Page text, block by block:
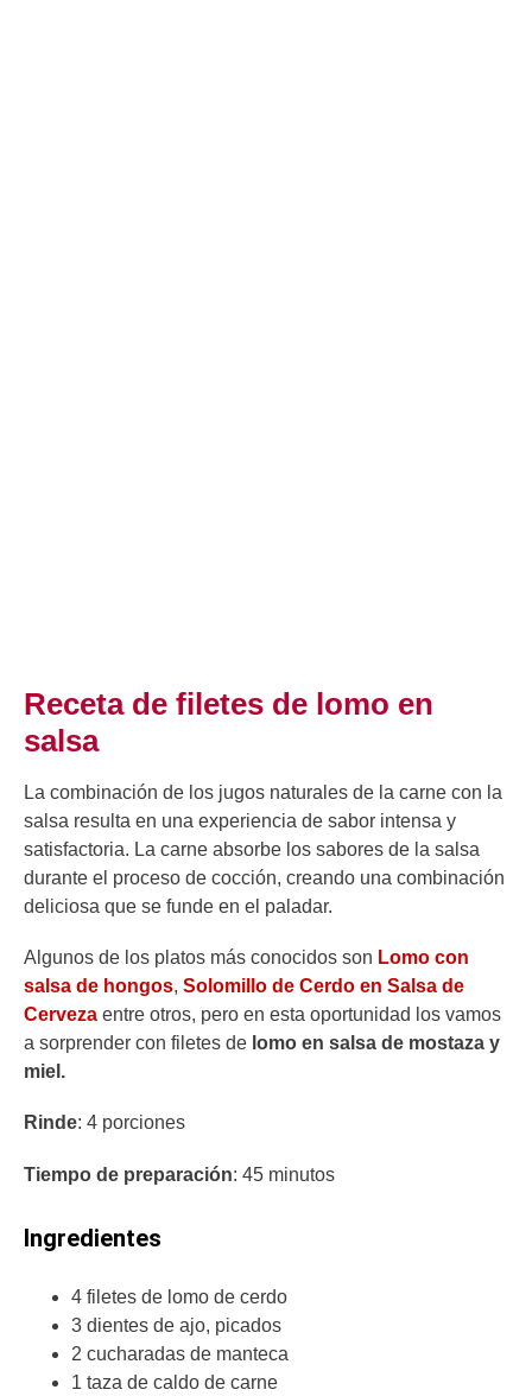
Receta de filetes de lomo en
salsa
La combinación de los jugos naturales de la carne con la
salsa resulta en una experiencia de sabor intensa y
satisfactoria. La carne absorbe los sabores de la salsa
durante el proceso de cocción, creando una combinación
deliciosa que se funde en el paladar.
Algunos de los platos más conocidos son Lomo con
salsa de hongos, Solomillo de Cerdo en Salsa de
Cerveza entre otros, pero en esta oportunidad los vamos
a sorprender con filetes de lomo en salsa de mostaza y
miel.
Rinde: 4 porciones
Tiempo de preparación: 45 minutos
Ingredientes
4 filetes de lomo de cerdo
3 dientes de ajo, picados
2 cucharadas de manteca
1 taza de caldo de carne